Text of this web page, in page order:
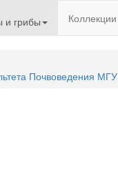
и грибы Коллекции
Почвоведения МГУ